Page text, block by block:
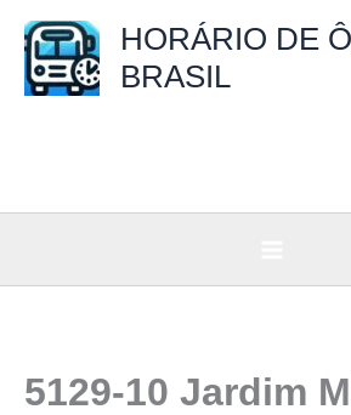
para
HORÁRIO DE
BRASIL
5129-10 Jardim